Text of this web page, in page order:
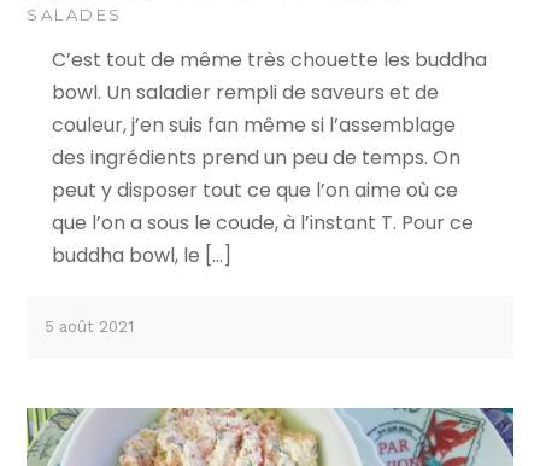
SALADES
C’est tout de même très chouette les buddha
bowl. Un saladier rempli de saveurs et de
couleur, j’en suis fan même si l’assemblage
des ingrédients prend un peu de temps. On
peut y disposer tout ce que l’on aime où ce
que l’on a sous le coude, à l’instant T. Pour ce
buddha bowl, le […]
5 août 2021